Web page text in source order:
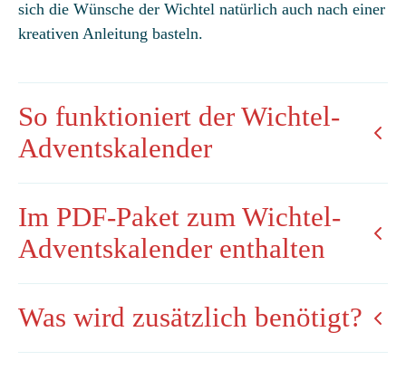
sich die Wünsche der Wichtel natürlich auch nach einer
kreativen Anleitung basteln.
So funktioniert der Wichtel-
Adventskalender
Im PDF-Paket zum Wichtel-
Adventskalender enthalten
Was wird zusätzlich benötigt?